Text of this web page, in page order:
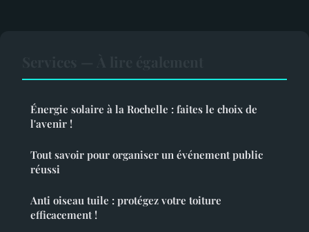
Énergie solaire à la Rochelle : faites le choix de
l'avenir !
Tout savoir pour organiser un événement public
réussi
Anti oiseau tuile : protégez votre toiture
efficacement !